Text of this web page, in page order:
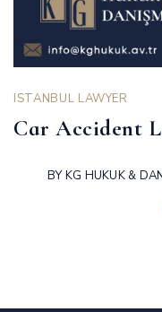
ISTANBUL LAWYER
Car Accident
BYKG HUKUK &